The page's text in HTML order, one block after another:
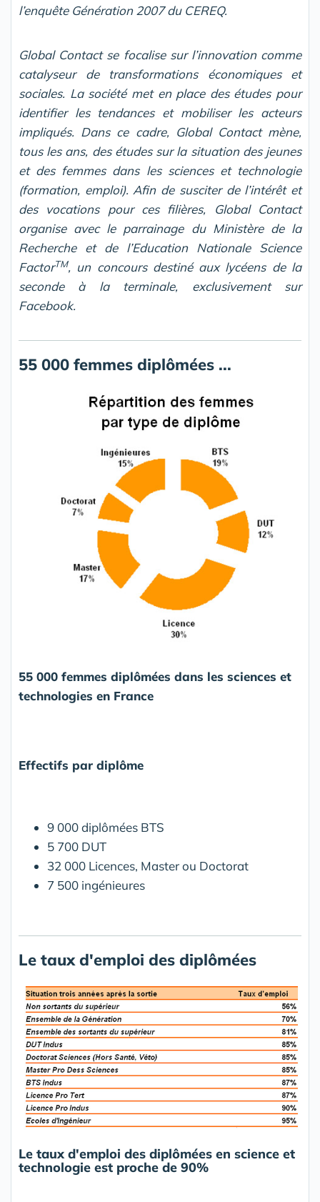
l’enquête Génération 2007 du CEREQ.
Global Contact se focalise sur l’innovation comme
catalyseur de transformations économiques et
sociales. La société met en place des études pour
identifier les tendances et mobiliser les acteurs
impliqués. Dans ce cadre, Global Contact mène,
tous les ans, des études sur la situation des jeunes
et des femmes dans les sciences et technologie
(formation, emploi). Afin de susciter de l’intérêt et
des vocations pour ces filières, Global Contact
organise avec le parrainage du Ministère de la
Recherche et de l’Education Nationale Science
FactorTM, un concours destiné aux lycéens de la
seconde à la terminale, exclusivement sur
Facebook.
55 000 femmes diplômées ...
55 000 femmes diplômées dans les sciences et
technologies en France
Effectifs par diplôme
9 000 diplômées BTS
5 700 DUT
32 000 Licences, Master ou Doctorat
7 500 ingénieures
Le taux d'emploi des diplômées
Le taux d'emploi des diplômées en science et
technologie est proche de 90%